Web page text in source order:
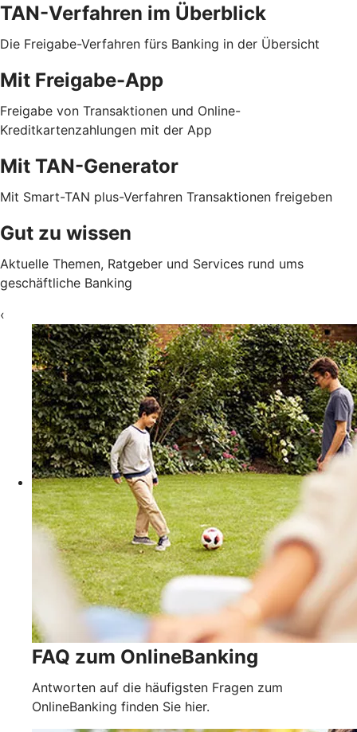
TAN-Verfahren im Überblick
Die Freigabe-Verfahren fürs Banking in der Übersicht
Mit Freigabe-App
Freigabe von Transaktionen und Online-
Kreditkartenzahlungen mit der App
Mit TAN-Generator
Mit Smart-TAN plus-Verfahren Transaktionen freigeben
Gut zu wissen
Aktuelle Themen, Ratgeber und Services rund ums
geschäftliche Banking
‹
FAQ zum OnlineBanking
Antworten auf die häufigsten Fragen zum
OnlineBanking finden Sie hier.